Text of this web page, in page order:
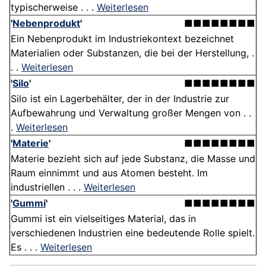
typischerweise . . . Weiterlesen
'Nebenprodukt'
■■■■■■■■
Ein Nebenprodukt im Industriekontext bezeichnet
Materialien oder Substanzen, die bei der Herstellung, .
. . Weiterlesen
'Silo'
■■■■■■■■
Silo ist ein Lagerbehälter, der in der Industrie zur
Aufbewahrung und Verwaltung großer Mengen von . .
. Weiterlesen
'Materie'
■■■■■■■■
Materie bezieht sich auf jede Substanz, die Masse und
Raum einnimmt und aus Atomen besteht. Im
industriellen . . . Weiterlesen
'Gummi'
■■■■■■■■
Gummi ist ein vielseitiges Material, das in
verschiedenen Industrien eine bedeutende Rolle spielt.
Es . . . Weiterlesen